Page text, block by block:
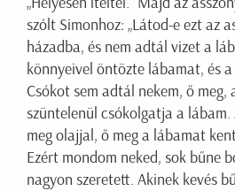
szólt Simonhoz: „Látod-e ezt az
házadba, és nem adtál vizet a
könnyeivel öntözte lábamat, és
Csókot sem adtál nekem, ő
szüntelenül csókolgatja a lábam.
meg olajjal, ő meg a lábamat
Ezért mondom neked, sok bűne
nagyon szeretett. Akinek kevés